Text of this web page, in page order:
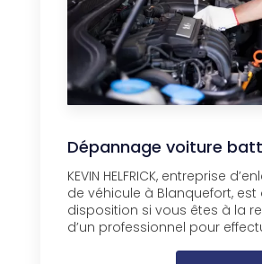
Dépannage voiture
KEVIN HELFRICK, entreprise
de véhicule à Blanquefort, est
disposition si vous êtes à la
d’un professionnel pour